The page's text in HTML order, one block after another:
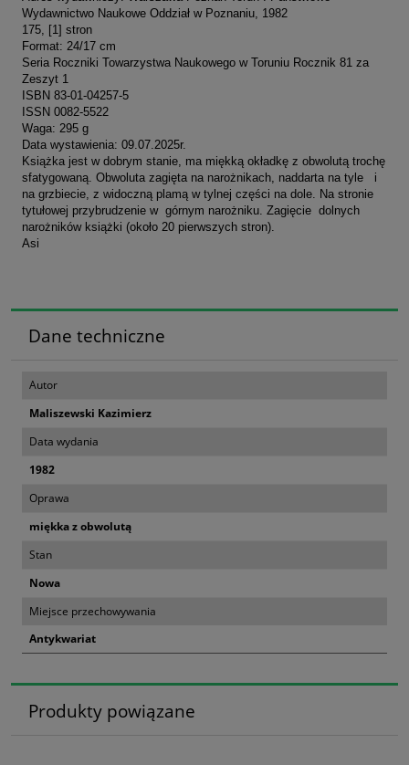
Wydawnictwo Naukowe Oddział w Poznaniu, 1982
175, [1] stron
Format: 24/17 cm
Seria Roczniki Towarzystwa Naukowego w Toruniu Rocznik 81 za
Zeszyt 1
ISBN 83-01-04257-5
ISSN 0082-5522
Waga: 295 g
Data wystawienia: 09.07.2025r.
Książka jest w dobrym stanie, ma miękką okładkę z obwolutą trochę
sfatygowaną. Obwoluta zagięta na narożnikach, naddarta na tyle i
na grzbiecie, z widoczną plamą w tylnej części na dole. Na stronie
tytułowej przybrudzenie w górnym narożniku. Zagięcie dolnych
narożników książki (około 20 pierwszych stron).
Asi
Dane techniczne
Autor
Maliszewski Kazimierz
Data wydania
1982
Oprawa
miękka z obwolutą
Stan
Nowa
Miejsce przechowywania
Antykwariat
Produkty powiązane